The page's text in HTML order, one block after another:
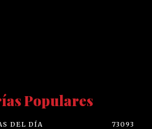
Populares
DEL DÍA
73093